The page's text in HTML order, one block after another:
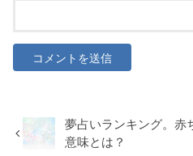
夢占いランキング。赤
意味とは？